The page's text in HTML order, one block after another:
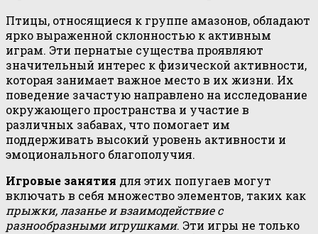
Птицы, относящиеся к группе амазонов, обладают
ярко выраженной склонностью к активным
играм. Эти пернатые существа проявляют
значительный интерес к физической активности,
которая занимает важное место в их жизни. Их
поведение зачастую направлено на исследование
окружающего пространства и участие в
различных забавах, что помогает им
поддерживать высокий уровень активности и
эмоционального благополучия.
Игровые занятия для этих попугаев могут
включать в себя множество элементов, таких как
прыжки, лазанье и взаимодействие с
разнообразными игрушками. Эти игры не только